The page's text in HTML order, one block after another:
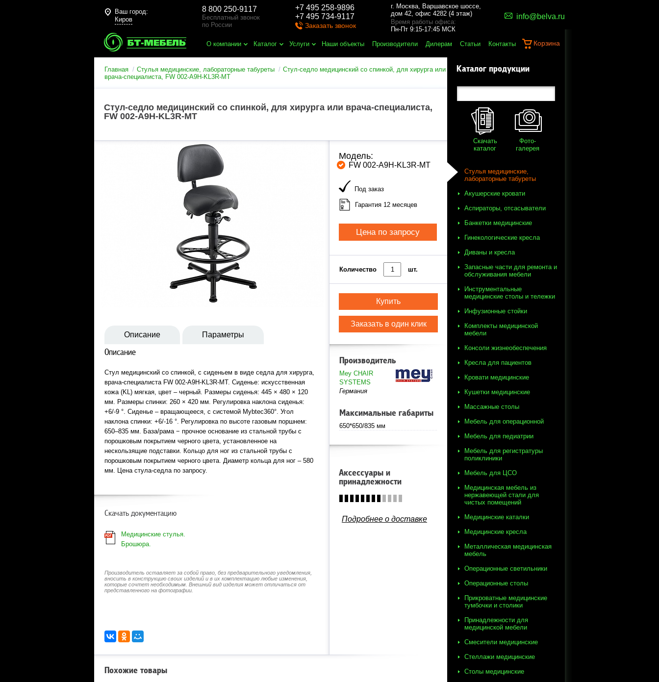
Ваш город:
Киров
8 800 250-9117
Бесплатный звонок
по России
+7 495 258-9896
+7 495 734-9117
Заказать звонок
г. Москва, Варшавское шоссе,
дом 42, офис 4282 (4 этаж)
Время работы офиса:
Пн-Пт 9:15-17:45 МСК
info@belva.ru
О компании Каталог Услуги Наши объекты Производители Дилерам Статьи Контакты Корзина
Главная Стулья медицинские, лабораторные табуреты
Стул-седло медицинский со спинкой, для хирурга или
врача-специалиста, FW 002-A9H-KL3R-MT
Стул-седло медицинский со спинкой, для хирурга или врача-специалиста,
FW 002-A9H-KL3R-MT
Описание Параметры
Описание
Стул медицинский со спинкой, с сиденьем в виде седла для хирурга,
врача-специалиста FW 002-A9H-KL3R-MT. Сиденье: искусственная
кожа (KL) мягкая, цвет – черный. Размеры сиденья: 445 × 480 × 120
мм. Размеры спинки: 260 × 420 мм. Регулировка наклона сиденья:
+6/-9 °. Сиденье – вращающееся, с системой Mybtec360°. Угол
наклона спинки: +6/-16 °. Регулировка по высоте газовым поршнем:
650–835 мм. База/рама − прочное основание из стальной трубы с
порошковым покрытием черного цвета, установленное на
нескользящие подставки. Кольцо для ног из стальной трубы с
порошковым покрытием черного цвета. Диаметр кольца для ног – 580
мм. Цена стула-седла по запросу.
Скачать документацию
Медицинские стулья.
Брошюра.
Производитель оставляет за собой право, без предварительного уведомления,
вносить в конструкцию своих изделий и в их комплектацию любые изменения,
которые сочтет необходимым. Внешний вид изделия может отличаться от
представленного на фотографии.
Модель:
FW 002-A9H-KL3R-MT
Под заказ
Гарантия 12 месяцев
Цена по запросу
Количество шт.
Купить
Заказать в один клик
Производитель
Mey CHAIR
SYSTEMS
Германия
Максимальные габариты
650*650/835 мм
Аксессуары и
принадлежности
Подробнее о доставке
Похожие товары
Каталог продукции
Скачать
каталог
Фото-
галерея
Стулья медицинские,
лабораторные табуреты
Акушерские кровати
Аспираторы, отсасыватели
Банкетки медицинские
Гинекологические кресла
Диваны и кресла
Запасные части для ремонта и
обслуживания мебели
Инструментальные
медицинские столы и тележки
Инфузионные стойки
Комплекты медицинской
мебели
Консоли жизнеобеспечения
Кресла для пациентов
Кровати медицинские
Кушетки медицинские
Массажные столы
Мебель для операционной
Мебель для педиатрии
Мебель для регистратуры
поликлиники
Мебель для ЦСО
Медицинская мебель из
нержавеющей стали для
чистых помещений
Медицинские каталки
Медицинские кресла
Металлическая медицинская
мебель
Операционные светильники
Операционные столы
Прикроватные медицинские
тумбочки и столики
Принадлежности для
медицинской мебели
Смесители медицинские
Стеллажи медицинские
Столы медицинские